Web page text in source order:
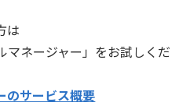
は
マネージャー」をお試しくだ
のサービス概要